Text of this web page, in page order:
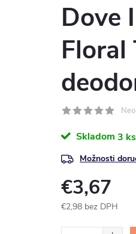
Dove
Floral
Skladom 3 ks
Možnosti
€3,67
€2,98 bez DPH